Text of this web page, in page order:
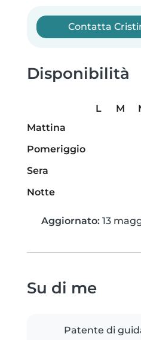
Contatta
Disponibilità
L M
Mattina
Pomeriggio
Sera
Notte
Aggiornato: 13
Su di me
Patente di